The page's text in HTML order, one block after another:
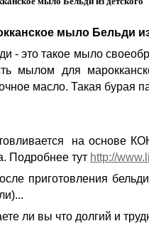
мыло Бельди
- это такое мыло
мылом для
масло. Такая бурая
на основе
Подробнее тут http://
приготовления
ли вы что долгий и